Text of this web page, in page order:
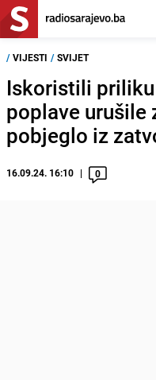
/ VIJESTI / SVIJET
Iskoristili
poplave urušile
pobjeglo iz
16.09.24. 16:10 0